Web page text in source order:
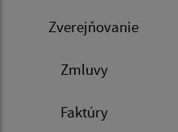
Zverejňovanie
Zmluvy
Faktúry